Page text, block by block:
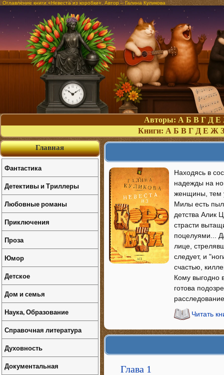
Оглавление книги «Невеста из коробки». Автор – Галина Куликова
Авторы: А Б В Г Д Е
Книги: А Б В Г Д Е Ж З
Находясь в
надежды на
женщины, тем
Милы есть
детства Алик
страсти
поцелуями...
лице,
следует, и
счастью,
Кому выгодно
готова
Читать
Глава 1
Главная
Фантастика
Детективы и Триллеры
Любовные романы
Приключения
Проза
Юмор
Детское
Дом и семья
Наука, Образование
Справочная литература
Духовность
Документальная